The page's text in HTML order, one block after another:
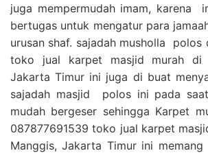
juga mempermudah imam, karena
bertugas untuk mengatur para
urusan shaf. sajadah musholla polos
toko jual karpet masjid murah di
Jakarta Timur ini juga di buat
sajadah masjid polos ini pada
mudah bergeser sehingga Karpet
087877691539 toko jual karpet
Manggis, Jakarta Timur ini